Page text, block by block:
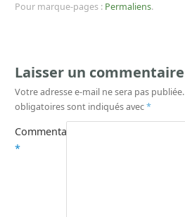
Pour marque-pages : Permaliens.
Laisser un commentaire
Votre adresse e-mail ne sera pas publiée.
obligatoires sont indiqués avec*
Commentaire
*